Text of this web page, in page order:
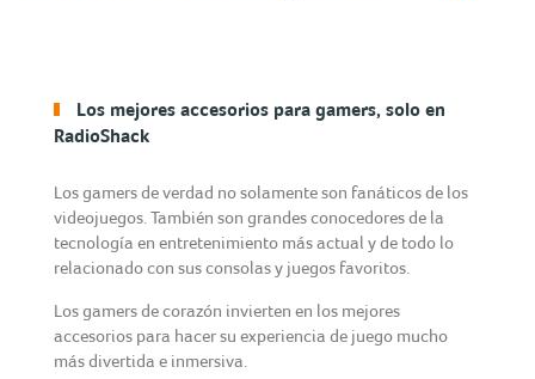
Los mejores accesorios para gamers, solo en
RadioShack
Los gamers de verdad no solamente son fanáticos de los
videojuegos. También son grandes conocedores de la
tecnología en entretenimiento más actual y de todo lo
relacionado con sus consolas y juegos favoritos.
Los gamers de corazón invierten en los mejores
accesorios para hacer su experiencia de juego mucho
más divertida e inmersiva.